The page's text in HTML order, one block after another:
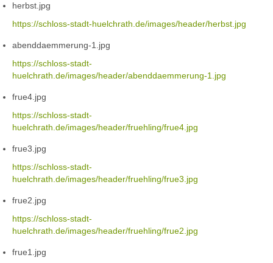
herbst.jpg
https://schloss-stadt-huelchrath.de/images/header/herbst.jpg
abenddaemmerung-1.jpg
https://schloss-stadt-
huelchrath.de/images/header/abenddaemmerung-1.jpg
frue4.jpg
https://schloss-stadt-
huelchrath.de/images/header/fruehling/frue4.jpg
frue3.jpg
https://schloss-stadt-
huelchrath.de/images/header/fruehling/frue3.jpg
frue2.jpg
https://schloss-stadt-
huelchrath.de/images/header/fruehling/frue2.jpg
frue1.jpg